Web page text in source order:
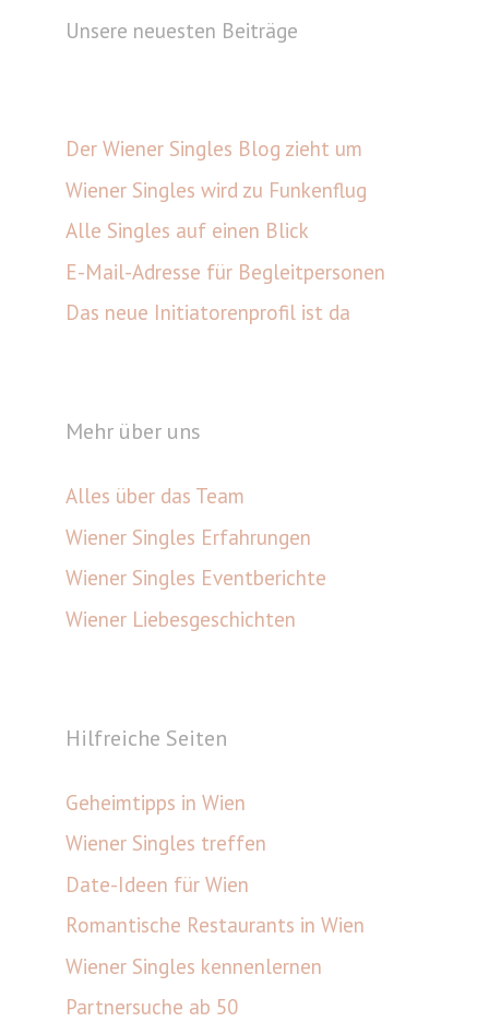
Unsere neuesten Beiträge
Der Wiener Singles Blog zieht um
Wiener Singles wird zu Funkenflug
Alle Singles auf einen Blick
E-Mail-Adresse für Begleitpersonen
Das neue Initiatorenprofil ist da
Mehr über uns
Alles über das Team
Wiener Singles Erfahrungen
Wiener Singles Eventberichte
Wiener Liebesgeschichten
Hilfreiche Seiten
Geheimtipps in Wien
Wiener Singles treffen
Date-Ideen für Wien
Romantische Restaurants in Wien
Wiener Singles kennenlernen
Partnersuche ab 50